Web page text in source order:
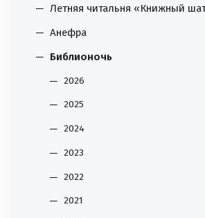
Летняя читальня «Книжный
Анефра
Библионочь
2026
2025
2024
2023
2022
2021